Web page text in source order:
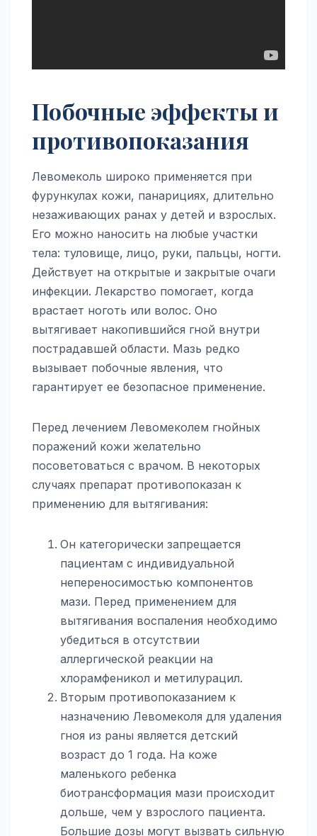
Побочные эффекты и
противопоказания
Левомеколь широко применяется при
фурункулах кожи, панарициях, длительно
незаживающих ранах у детей и взрослых.
Его можно наносить на любые участки
тела: туловище, лицо, руки, пальцы, ногти.
Действует на открытые и закрытые очаги
инфекции. Лекарство помогает, когда
врастает ноготь или волос. Оно
вытягивает накопившийся гной внутри
пострадавшей области. Мазь редко
вызывает побочные явления, что
гарантирует ее безопасное применение.
Перед лечением Левомеколем гнойных
поражений кожи желательно
посоветоваться с врачом. В некоторых
случаях препарат противопоказан к
применению для вытягивания:
Он категорически запрещается
пациентам с индивидуальной
непереносимостью компонентов
мази. Перед применением для
вытягивания воспаления необходимо
убедиться в отсутствии
аллергической реакции на
хлорамфеникол и метилурацил.
Вторым противопоказанием к
назначению Левомеколя для удаления
гноя из раны является детский
возраст до 1 года. На коже
маленького ребенка
биотрансформация мази происходит
дольше, чем у взрослого пациента.
Большие дозы могут вызвать сильную